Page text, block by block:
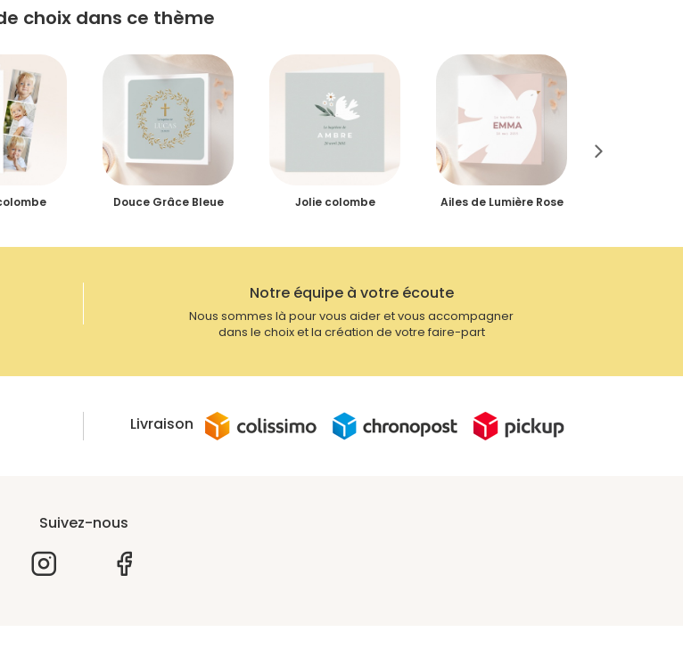
choix dans ce thème
Douce Grâce Bleue Jolie colombe Ailes de Lumière Rose
Notre équipe à votre écoute
Nous sommes là pour vous aider et vous accompagner
dans le choix et la création de votre faire-part
Livraison
Suivez-nous